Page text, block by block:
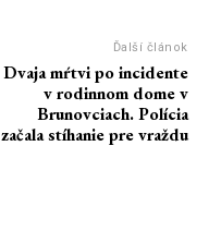
Ďalší článok
Dvaja mŕtvi po incidente
v rodinnom dome v
Brunovciach. Polícia
začala stíhanie pre vraždu